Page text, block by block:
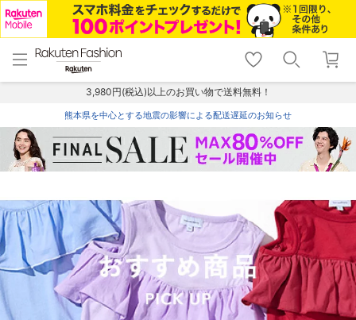
menu home
トップ
shopping_cart lock_outline
ログイン
3,980円(税込)以上のお買い物で送料無料！
熊本県を中心とする地震の影響による配送遅延のお知らせ